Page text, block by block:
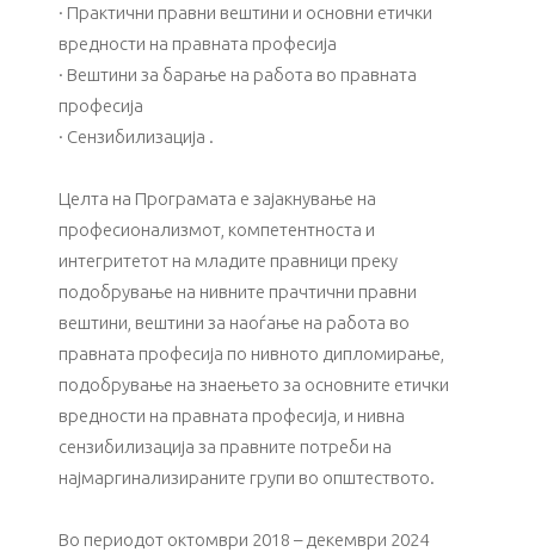
· Практични правни вештини и основни етички
вредности на правната професија
· Вештини за барање на работа во правната
професија
· Сензибилизација .
Целта на Програмата е зајакнување на
професионализмот, компетентноста и
интегритетот на младите правници преку
подобрување на нивните прачтични правни
вештини, вештини за наоѓање на работа во
правната професија по нивното дипломирање,
подобрување на знаењето за основните етички
вредности на правната професија, и нивна
сензибилизација за правните потреби на
најмаргинализираните групи во општеството.
Во периодот октомври 2018 – декември 2024